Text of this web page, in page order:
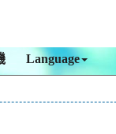
Language